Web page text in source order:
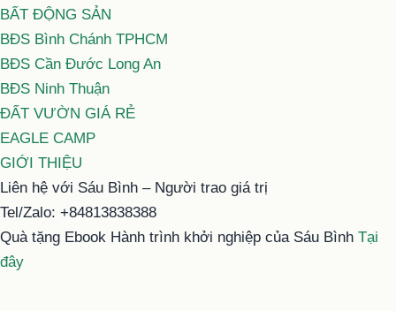
BẤT ĐỘNG SẢN
BĐS Bình Chánh TPHCM
BĐS Cần Đước Long An
BĐS Ninh Thuận
ĐẤT VƯỜN GIÁ RẺ
EAGLE CAMP
GIỚI THIỆU
Liên hệ với Sáu Bình – Người trao giá trị
Tel/Zalo: +84813838388
Quà tặng Ebook Hành trình khởi nghiệp của Sáu Bình Tại
đây